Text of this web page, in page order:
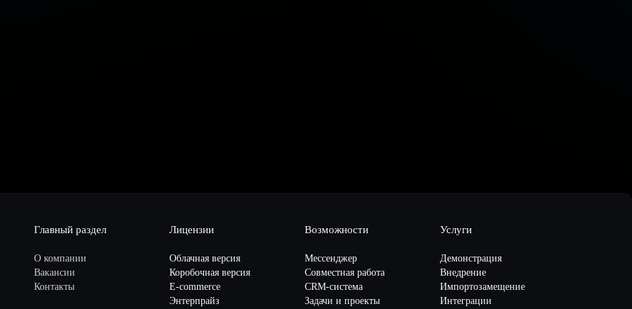
Главный раздел
О компании
Вакансии
Контакты
Лицензии
Облачная версия
Коробочная версия
E-commerce
Энтерпрайз
Возможности
Мессенджер
Совместная работа
CRM-система
Задачи и проекты
Услуги
Демонстрация
Внедрение
Импортозамещение
Интеграции